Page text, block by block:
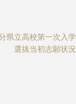
立高校第一次入学
選抜当初志願状況